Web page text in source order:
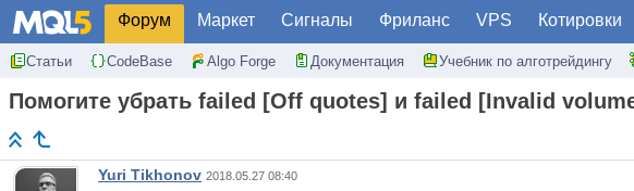
Форум Маркет Сигналы Фриланс VPS Котировки
Статьи CodeBase Algo Forge Документация Учебник по алготрейдингу
Помогите убрать failed [Off quotes] и failed [Invalid
Yuri Tikhonov 2018.05.27 08:40